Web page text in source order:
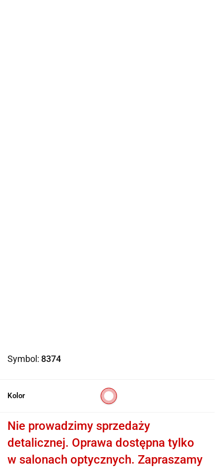
Symbol: 8374
Kolor
Nie prowadzimy sprzedaży
detalicznej. Oprawa dostępna tylko
w salonach optycznych. Zapraszamy